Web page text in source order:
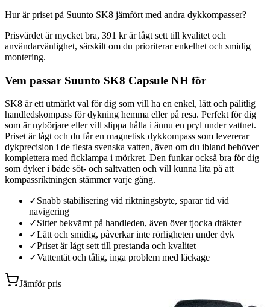
Hur är priset på Suunto SK8 jämfört med andra dykkompasser?
Prisvärdet är mycket bra, 391 kr är lågt sett till kvalitet och
användarvänlighet, särskilt om du prioriterar enkelhet och smidig
montering.
Vem passar Suunto SK8 Capsule NH för
SK8 är ett utmärkt val för dig som vill ha en enkel, lätt och pålitlig
handledskompass för dykning hemma eller på resa. Perfekt för dig
som är nybörjare eller vill slippa hålla i ännu en pryl under vattnet.
Priset är lågt och du får en magnetisk dykkompass som levererar
dykprecision i de flesta svenska vatten, även om du ibland behöver
komplettera med ficklampa i mörkret. Den funkar också bra för dig
som dyker i både söt- och saltvatten och vill kunna lita på att
kompassriktningen stämmer varje gång.
✓Snabb stabilisering vid riktningsbyte, sparar tid vid
navigering
✓Sitter bekvämt på handleden, även över tjocka dräkter
✓Lätt och smidig, påverkar inte rörligheten under dyk
✓Priset är lågt sett till prestanda och kvalitet
✓Vattentät och tålig, inga problem med läckage
Jämför pris